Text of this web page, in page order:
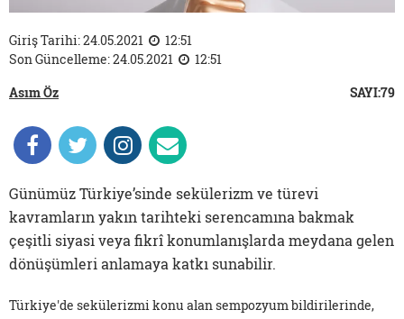
Giriş Tarihi: 24.05.2021
12:51
Son Güncelleme: 24.05.2021
12:51
Asım Öz
SAYI:79
Günümüz Türkiye’sinde sekülerizm ve türevi
kavramların yakın tarihteki serencamına bakmak
çeşitli siyasi veya fikrî konumlanışlarda meydana gelen
dönüşümleri anlamaya katkı sunabilir.
Türkiye'de sekülerizmi konu alan sempozyum bildirilerinde,